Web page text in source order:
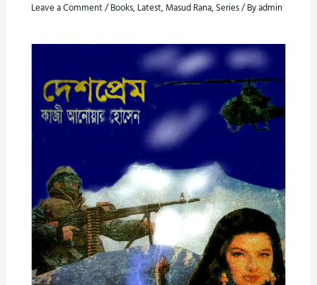
Leave a Comment/Books, Latest, Masud Rana, Series/ Byadmin